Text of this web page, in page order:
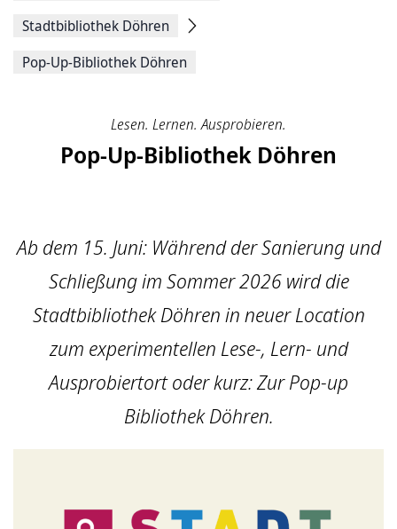
Stadtbibliothek Döhren
Pop-Up-Bibliothek Döhren
Lesen. Lernen. Ausprobieren.
Pop-Up-Bibliothek Döhren
Ab dem 15. Juni: Während der Sanierung und
Schließung im Sommer 2026 wird die
Stadtbibliothek Döhren in neuer Location
zum experimentellen Lese-, Lern- und
Ausprobiertort oder kurz: Zur Pop-up
Bibliothek Döhren.